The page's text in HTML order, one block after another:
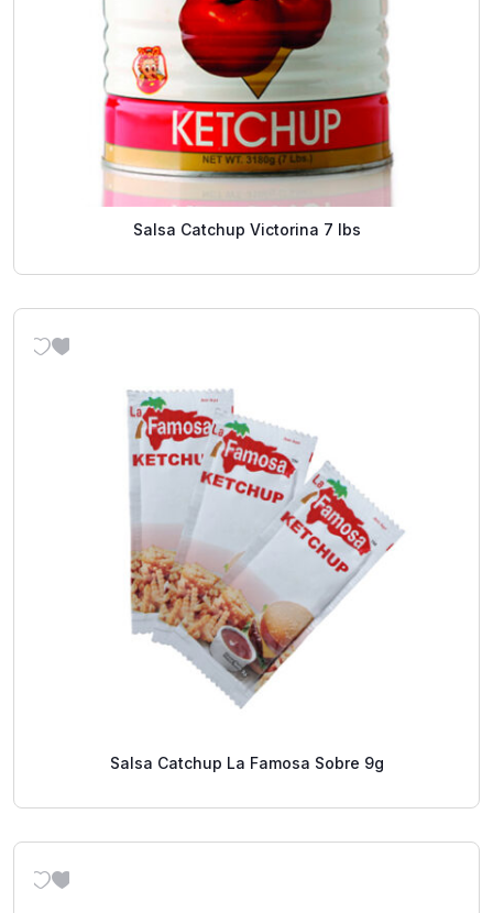
Salsa Catchup Victorina 7 lbs
Salsa Catchup La Famosa Sobre 9g